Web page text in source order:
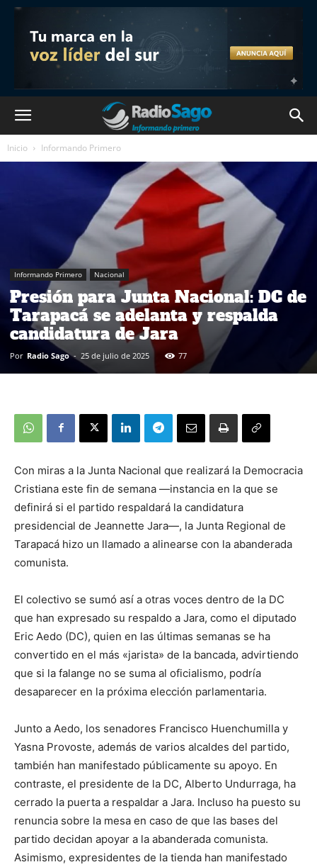
Inicio Informando Primero
Informando Primero Nacional
Presión para Junta Nacional: DC de
Tarapacá se adelanta y respalda
candidatura de Jara
Por Radio Sago - 25 de julio de 2025 77
Con miras a la Junta Nacional que realizará la Democracia
Cristiana este fin de semana —instancia en la que se
definirá si el partido respaldará la candidatura
presidencial de Jeannette Jara—, la Junta Regional de
Tarapacá hizo un llamado a alinearse con la abanderada
comunista.
El colectivo se sumó así a otras voces dentro de la DC
que han expresado su respaldo a Jara, como el diputado
Eric Aedo (DC), quien en las últimas semanas se ha
convertido en el más «jarista» de la bancada, advirtiendo
que si la falange no se suma al oficialismo, podría
desaparecer en la próxima elección parlamentaria.
Junto a Aedo, los senadores Francisco Huenchumilla y
Yasna Provoste, además de varios alcaldes del partido,
también han manifestado públicamente su apoyo. En
contraste, el presidente de la DC, Alberto Undurraga, ha
cerrado la puerta a respaldar a Jara. Incluso ha puesto su
renuncia sobre la mesa en caso de que las bases del
partido decidan apoyar a la abanderada comunista.
Asimismo, expresidentes de la tienda han manifestado